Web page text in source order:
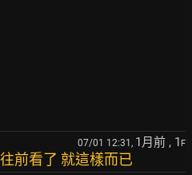
07/01 12:31, 1月前 , 1 F
前看了 就這樣而已